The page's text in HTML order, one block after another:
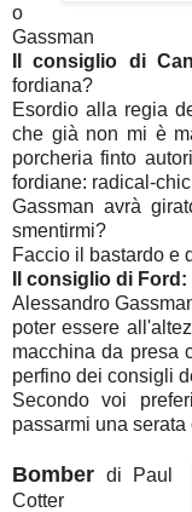
o
Gassman
Il consiglio di
fordiana?
Esordio alla regia
che già non mi è
porcheria finto
fordiane: radical-
Gassman avrà
smentirmi?
Faccio il bastardo e
Il consiglio di Ford:
Alessandro
poter essere
macchina da presa
perfino dei consigli
Secondo voi
passarmi una
Bomberdi Paul
Cotter